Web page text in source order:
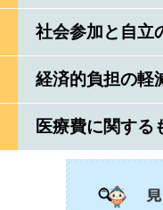
社会参加と自立
経済的負担の軽
医療費に関する